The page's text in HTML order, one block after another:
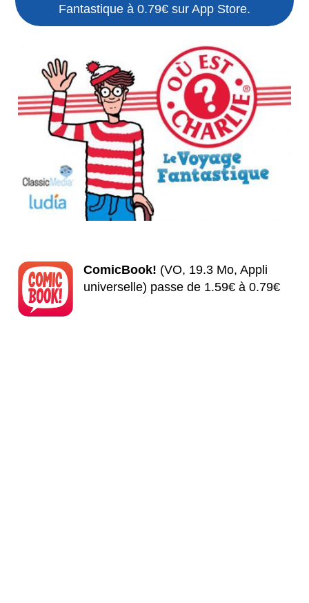
Fantastique à 0.79€ sur App Store.
ComicBook! (VO, 19.3 Mo, Appli
universelle) passe de 1.59€ à 0.79€